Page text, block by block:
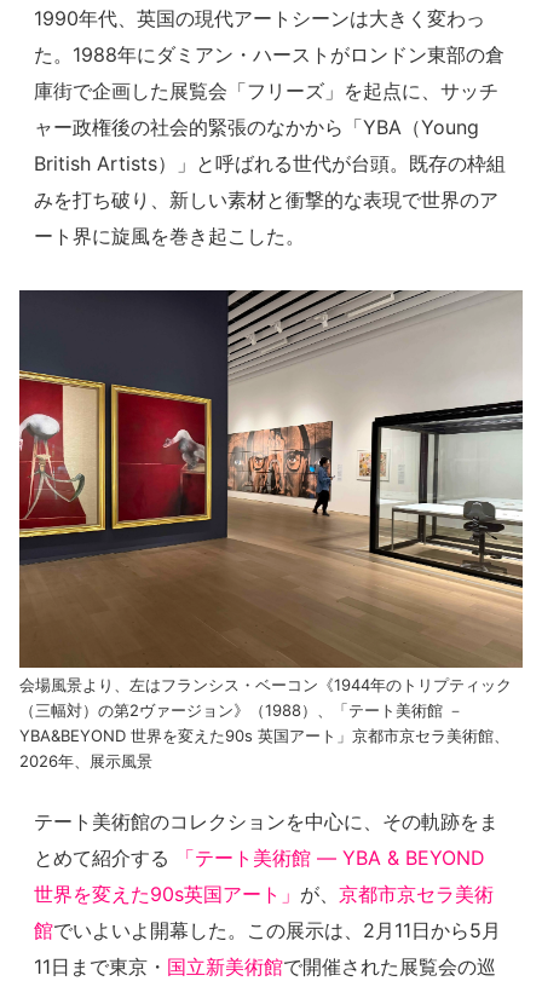
1990年代、英国の現代アートシーンは大きく変わっ
た。1988年にダミアン・ハーストがロンドン東部の倉
庫街で企画した展覧会「フリーズ」を起点に、サッチ
ャー政権後の社会的緊張のなかから「YBA（Young
British Artists）」と呼ばれる世代が台頭。既存の枠組
みを打ち破り、新しい素材と衝撃的な表現で世界のア
ート界に旋風を巻き起こした。
会場風景より、左はフランシス・ベーコン《1944年のトリプティック
（三幅対）の第2ヴァージョン》（1988）、「テート美術館 －
YBA&BEYOND 世界を変えた90s 英国アート」京都市京セラ美術館、
2026年、展示風景
テート美術館のコレクションを中心に、その軌跡をま
とめて紹介する
「テート美術館 ― YBA & BEYOND
世界を変えた90s英国アート」 が、京都市京セラ美術
館でいよいよ開幕した。この展示は、2月11日から5月
11日まで東京・ 国立新美術館で開催された展覧会の巡